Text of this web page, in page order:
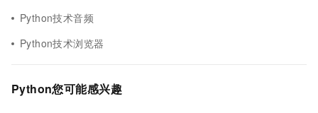
Python技术音频
Python技术浏览器
Python您可能感兴趣